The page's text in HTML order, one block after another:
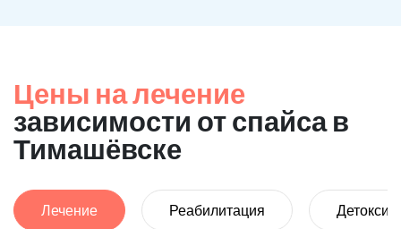
Цены на лечение
зависимости от спайса в
Тимашёвске
Лечение Реабилитация